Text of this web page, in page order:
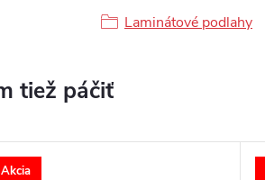
Laminátové podlahy
Akcia